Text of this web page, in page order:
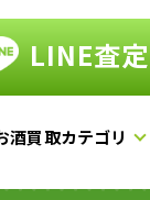
LINE査定
酒買取カテゴリ